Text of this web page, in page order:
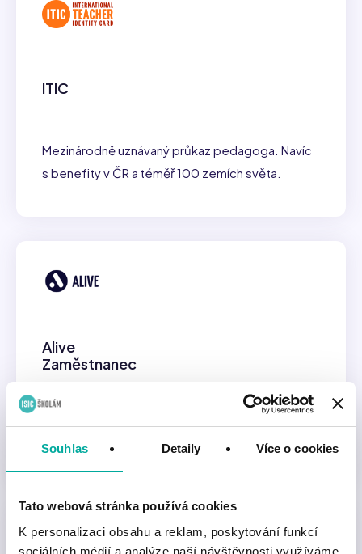
Souhlas Detaily Více o cookies
Tato webová stránka používá cookies
K personalizaci obsahu a reklam, poskytování funkcí
sociálních médií a analýze naší návštěvnosti využíváme
ITIC
Mezinárodně uznávaný průkaz pedagoga. Navíc
s benefity v ČR a téměř 100 zemích světa.
Alive
Zaměstnanec
Průkaz pro nepedagogické pracovníky školy.